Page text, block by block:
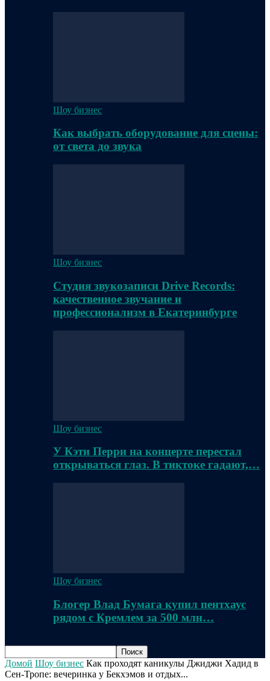
Шоу бизнес
Как выбрать оборудование для сцены:
от света до звука
Шоу бизнес
Студия звукозаписи Drive Records:
качественное звучание и
профессионализм в Екатеринбурге
Шоу бизнес
У Кэти Перри на концерте перестал
открываться глаз. В тиктоке гадают,…
Шоу бизнес
Блогер Влад Бумага купил пентхаус
рядом с Кремлем за 500 млн…
Домой Шоу бизнес Как проходят каникулы Джиджи Хадид в
Сен-Тропе: вечеринка у Бекхэмов и отдых...